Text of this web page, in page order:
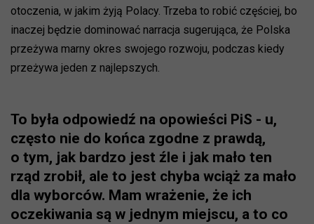
otoczenia, w jakim żyją Polacy. Trzeba to robić częściej, bo
inaczej będzie dominować narracja sugerująca, że Polska
przeżywa marny okres swojego rozwoju, podczas kiedy
przeżywa jeden z najlepszych.
To była odpowiedź na opowieści PiS - u,
często nie do końca zgodne z prawdą,
o tym, jak bardzo jest źle i jak mało ten
rząd zrobił, ale to jest chyba wciąż za mało
dla wyborców. Mam wrażenie, że ich
oczekiwania są w jednym miejscu, a to co